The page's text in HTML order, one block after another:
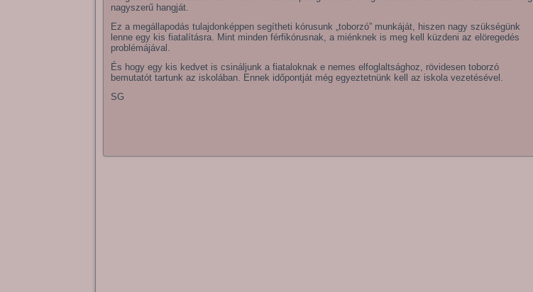
nagyszerű hangját.
Ez a megállapodás tulajdonképpen segítheti kórusunk „toborzó” munkáját, hiszen nagy szükségünk
lenne egy kis fiatalításra. Mint minden férfikórusnak, a miénknek is meg kell küzdeni az elöregedés
problémájával.
És hogy egy kis kedvet is csináljunk a fiataloknak e nemes elfoglaltsághoz, rövidesen toborzó
bemutatót tartunk az iskolában. Ennek időpontját még egyeztetnünk kell az iskola vezetésével.
SG